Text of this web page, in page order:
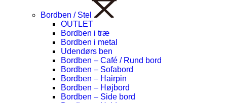
Bordben / Stel
OUTLET
Bordben i træ
Bordben i metal
Udendørs ben
Bordben – Café / Rund bord
Bordben – Sofabord
Bordben – Hairpin
Bordben – Højbord
Bordben – Side bord